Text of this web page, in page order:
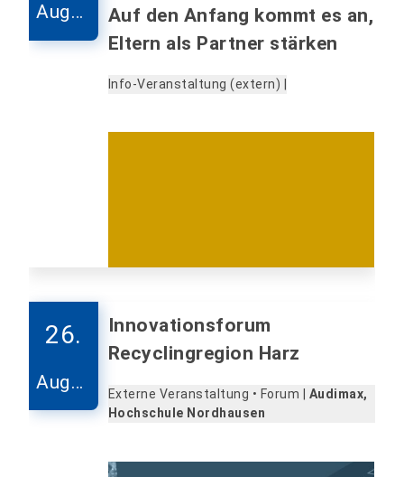
Augus
t
Auf den Anfang kommt es an,
Eltern als Partner stärken
Info-Veranstaltung (extern) |
26.
Augus
t
Innovationsforum
Recyclingregion Harz
Externe Veranstaltung • Forum | Audimax,
Hochschule Nordhausen